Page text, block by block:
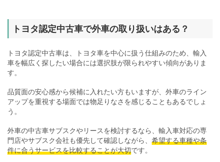
トヨタ認定中古車で外車の取り扱いはある？
トヨタ認定中古車は、トヨタ車を中心に扱う仕組みのため、輸入
車を幅広く探したい場合には選択肢が限られやすい傾向がありま
す。
品質面の安心感から候補に入れたい方もいますが、外車のライン
アップを重視する場面では物足りなさを感じることもあるでしょ
う。
外車の中古車サブスクやリースを検討するなら、輸入車対応の専
門店やサブスク会社も優先して確認しながら、 希望する車種や条
件に合うサービスを比較することが大切です。